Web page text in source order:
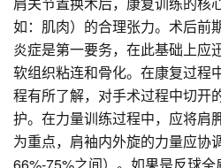
如：肌肉）的合理张力。术后前
炎症是第一要务，在此基础上应
软组织粘连和骨化。在康复过程
程有所了解，对手术过程中切开
护。在力量训练过程中，应将肩
为重点，肩袖内外旋的力量应协
66%-75%之间）。如果是反球